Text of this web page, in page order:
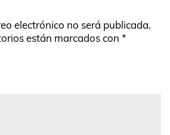
electrónico no será publicada.
están marcados con *